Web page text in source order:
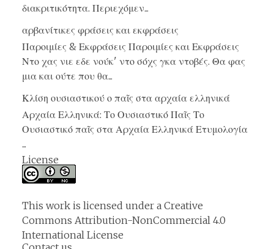
διακριτικότητα. Περιεχόμεν...
αρβανίτικες φράσεις και εκφράσεις
Παροιμίες & Εκφράσεις Παροιμίες και Εκφράσεις
Ντο χας νιε εδε νούκ' ντο σόχς γκα ντοβές. Θα φας
μια και ούτε που θα...
Κλίση ουσιαστικού ο παῖς στα αρχαία ελληνικά
Αρχαία Ελληνικά: Το Ουσιαστικό Παῖς Το
Ουσιαστικό παῖς στα Αρχαία Ελληνικά Ετυμολογία
...
License
This work is licensed under a Creative
Commons Attribution-NonCommercial 4.0
International License